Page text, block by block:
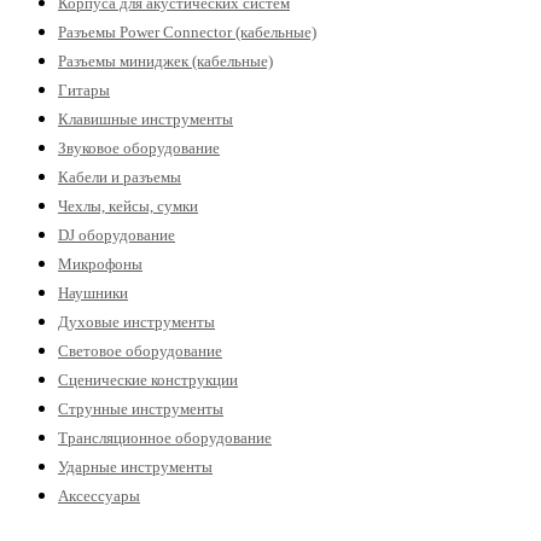
Разъемы Power Connector (кабельные)
Разъемы миниджек (кабельные)
Гитары
Клавишные инструменты
Звуковое оборудование
Кабели и разъемы
Чехлы, кейсы, сумки
DJ оборудование
Микрофоны
Наушники
Духовые инструменты
Световое оборудование
Сценические конструкции
Струнные инструменты
Трансляционное оборудование
Ударные инструменты
Аксессуары